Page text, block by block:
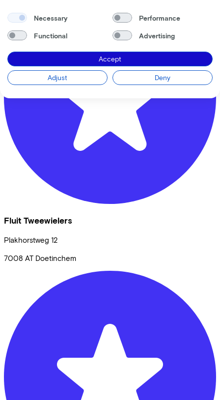
Fluit Tweewielers
Plakhorstweg 12
7008 AT Doetinchem
Necessary Performance
Functional Advertising
Accept
Adjust Deny